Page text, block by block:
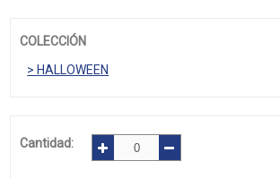
COLECCIÓN
> HALLOWEEN
Cantidad: